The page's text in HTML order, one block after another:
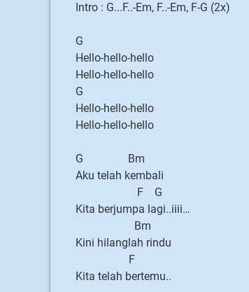
Intro : G...F..-Em, F..-Em, F-G (2x)
G
Hello-hello-hello
Hello-hello-hello
G
Hello-hello-hello
Hello-hello-hello
G Bm
Aku telah kembali
F G
Kita berjumpa lagi..iiii…
Bm
Kini hilanglah rindu
F
Kita telah bertemu..